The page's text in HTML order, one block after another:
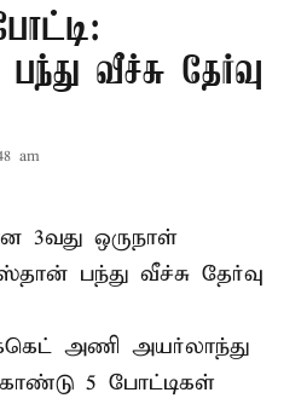
வீச்சு தேர்வு
am
3வது ஒருநாள்
பந்து வீச்சு தேர்வு
அணி அயர்லாந்து
5 போட்டிகள்